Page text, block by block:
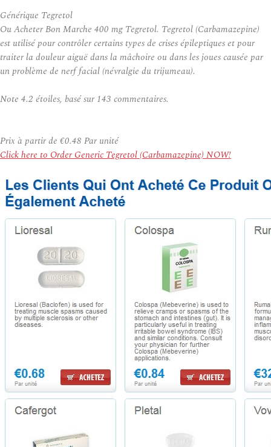
Générique Tegretol
Ou Acheter Bon Marche 400 mg Tegretol. Tegretol (Carbamazepine)
est utilisé pour contrôler certains types de crises épileptiques et pour
traiter la douleur aiguë dans la mâchoire ou dans les joues causée par
un problème de nerf facial (névralgie du trijumeau).
Note 4.2 étoiles, basé sur 143 commentaires.
Prix à partir de €0.48 Par unité
Click here to Order Generic Tegretol (Carbamazepine) NOW!